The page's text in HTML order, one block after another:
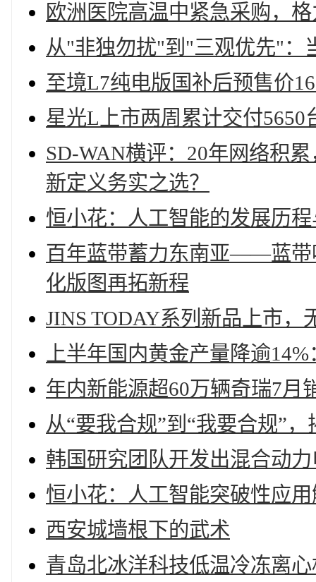
欧洲医院高温中紧急采购，
从"非独勿扰"到"三观优先"：
至境L7纯电版国补后预售价
星光L上市两周累计交付5650
SD-WAN横评：20年网络积
新定义务实之选？
恒小花：人工智能的发展历
百年蓝带蓄力东南亚——蓝带
化版图再拓新程
JINS TODAY系列新品上市
上半年国内黄金产量降逾
年内新能源超60万辆奇瑞7月
从“要我合规”到“我要合规”
韩国研究团队开发出混合动
恒小花：人工智能突破性应
西安城墙根下的武术
青岛北冰洋科技低温冷冻离